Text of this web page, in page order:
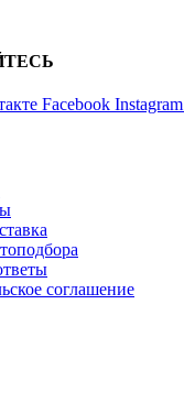
Facebook Instagram
соглашение